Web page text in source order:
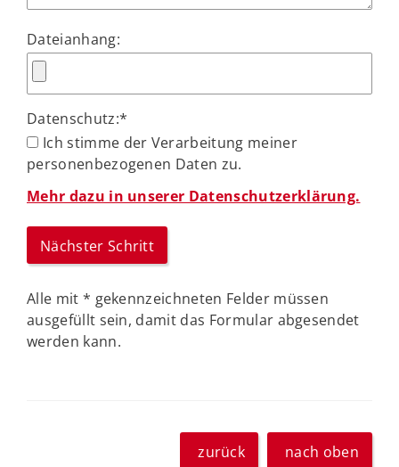
Dateianhang:
Datenschutz:*
Ich stimme der Verarbeitung meiner
personenbezogenen Daten zu.
Mehr dazu in unserer Datenschutzerklärung.
Alle mit * gekennzeichneten Felder müssen
ausgefüllt sein, damit das Formular abgesendet
werden kann.
zurück nach oben